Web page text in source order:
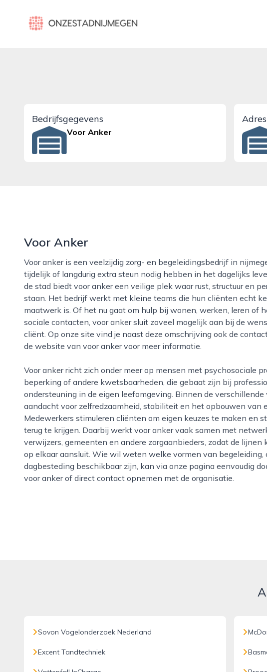
onzestadnijmegen.nl
Bedrijfsgegevens
Voor Anker
Adres
Voor Anker
Voor anker is een veelzijdig zorg- en begeleidingsbedrijf in nijmegen dat zich richt op mensen die
tijdelijk of langdurig extra steun nodig hebben in het dagelijks
de stad biedt voor anker een veilige plek waar rust, structuur en
staan. Het bedrijf werkt met kleine teams die hun cliënten echt
maatwerk is. Of het nu gaat om hulp bij wonen, werken, leren of
sociale contacten, voor anker sluit zoveel mogelijk aan bij de
cliënt. Op onze site vind je naast deze omschrijving ook de
de website van voor anker voor meer informatie.
Voor anker richt zich onder meer op mensen met psychosociale problemen, een licht verstandelijke
beperking of andere kwetsbaarheden, die gebaat zijn bij
ondersteuning in de eigen leefomgeving. Binnen de
aandacht voor zelfredzaamheid, stabiliteit en het opbouwen van
Medewerkers stimuleren cliënten om eigen keuzes te maken en
terug te krijgen. Daarbij werkt voor anker vaak samen met
verwijzers, gemeenten en andere zorgaanbieders, zodat de
op elkaar aansluit. Wie wil weten welke vormen van begeleiding,
dagbesteding beschikbaar zijn, kan via onze pagina eenvoudig
voor anker of direct contact opnemen met de organisatie.
Sovon Vogelonderzoek Nederland
Excent Tandtechniek